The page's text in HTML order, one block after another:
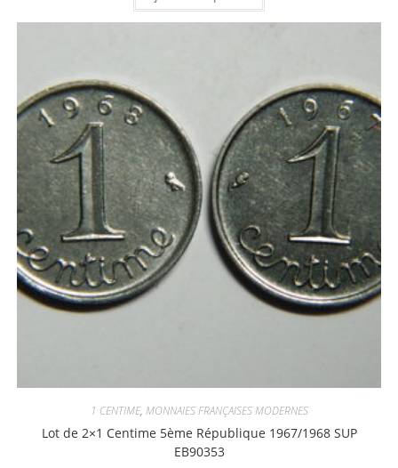
1 CENTIME, MONNAIES FRANÇAISES MODERNES
Lot de 2×1 Centime 5ème République 1967/1968 SUP
EB90353